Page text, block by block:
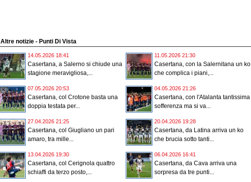
Altre notizie - Punti Di Vista
14.05.2026 18:41
Casertana, a Salerno si chiude una
stagione meravigliosa,...
11.05.2026 21:30
Casertana, con la Salernitana un ko
che complica i piani,...
07.05.2026 20:53
Casertana, col Crotone basta una
doppia testata per...
04.05.2026 21:26
Casertana, con l'Atalanta tantissima
sofferenza ma si va...
27.04.2026 21:25
Casertana, col Giugliano un pari
amaro, tra mille...
20.04.2026 19:28
Casertana, da Latina arriva un ko
che brucia sotto tanti...
13.04.2026 19:30
Casertana, col Cerignola quattro
schiaffi da terzo posto,...
06.04.2026 16:41
Casertana, da Cava arriva una
sorpresa da tre punti...